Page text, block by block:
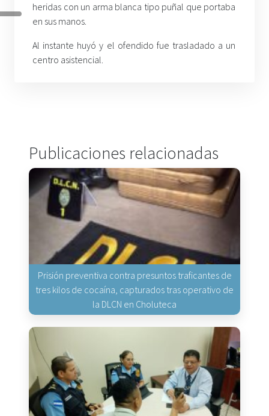
heridas con un arma blanca tipo puñal que portaba
en sus manos.
Al instante huyó y el ofendido fue trasladado a un
centro asistencial.
Publicaciones relacionadas
Prisión preventiva contra presuntos traficantes de
tres kilos de cocaína, capturados tras operativo de
la DLCN en Choluteca